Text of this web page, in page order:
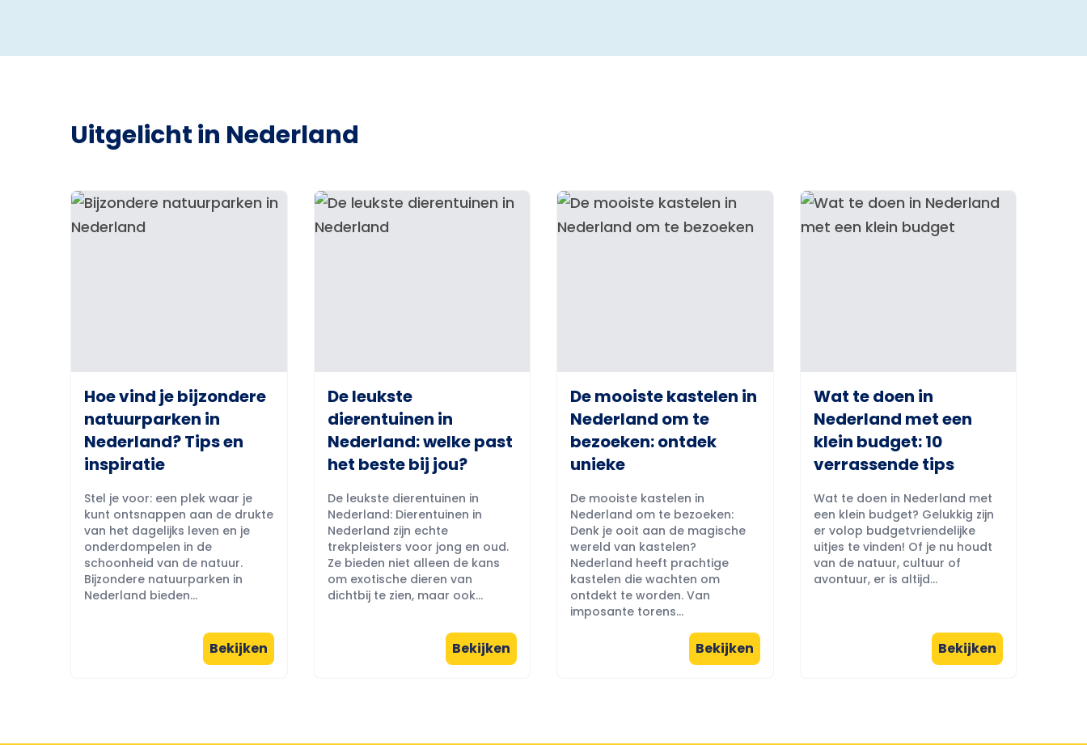
Uitgelicht in Nederland
Hoe vind je bijzondere
natuurparken in
Nederland? Tips en
inspiratie
Stel je voor: een plek waar je
kunt ontsnappen aan de drukte
van het dagelijks leven en je
onderdompelen in de
schoonheid van de natuur.
Bijzondere natuurparken in
Nederland bieden...
Bekijken
De leukste
dierentuinen in
Nederland: welke past
het beste bij jou?
De leukste dierentuinen in
Nederland: Dierentuinen in
Nederland zijn echte
trekpleisters voor jong en oud.
Ze bieden niet alleen de kans
om exotische dieren van
dichtbij te zien, maar ook...
Bekijken
De mooiste kastelen in
Nederland om te
bezoeken: ontdek
unieke
De mooiste kastelen in
Nederland om te bezoeken:
Denk je ooit aan de magische
wereld van kastelen?
Nederland heeft prachtige
kastelen die wachten om
ontdekt te worden. Van
imposante torens...
Bekijken
Wat te doen in
Nederland met een
klein budget: 10
verrassende tips
Wat te doen in Nederland met
een klein budget? Gelukkig zijn
er volop budgetvriendelijke
uitjes te vinden! Of je nu houdt
van de natuur, cultuur of
avontuur, er is altijd...
Bekijken